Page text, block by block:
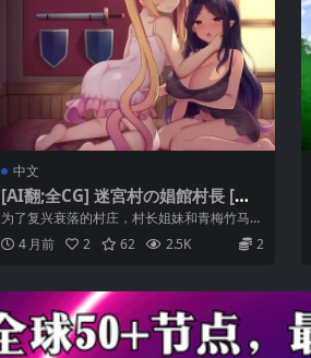
中文
[AI翻;全CG] 迷宮村の娼館村長 [簡
中]
为了复兴衰落的村庄，村长姐妹和青梅竹马的
三人站了出来！ 村长为了扩大村庄，想到了...
4 月前 2 62 2.5K 2